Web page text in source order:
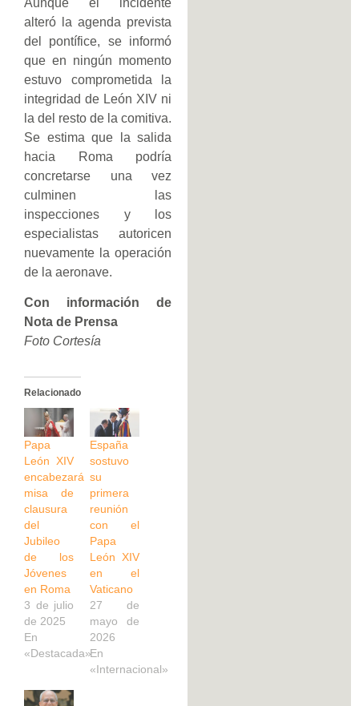
Aunque el incidente
alteró la agenda prevista
del pontífice, se informó
que en ningún momento
estuvo comprometida la
integridad de León XIV ni
la del resto de la comitiva.
Se estima que la salida
hacia Roma podría
concretarse una vez
culminen las
inspecciones y los
especialistas autoricen
nuevamente la operación
de la aeronave.
Con información de
Nota de Prensa
Foto Cortesía
Relacionado
Papa
León XIV
encabezará
misa de
clausura
del
Jubileo
de los
Jóvenes
en Roma
3 de julio
de 2025
En
«Destacada»
España
sostuvo
su
primera
reunión
con el
Papa
León XIV
en el
Vaticano
27 de
mayo de
2026
En
«Internacional»